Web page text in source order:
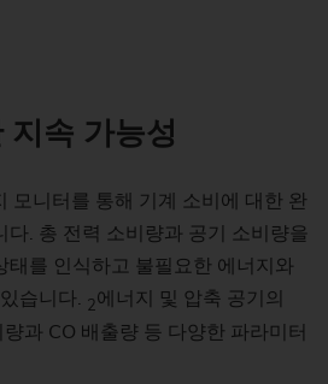
속 가능성
모니터를 통해 기계 소비에 대한 완
. 총 전력 소비량과 공기 소비량을
태를 인식하고 불필요한 에너지와
습니다. 2에너지 및 압축 공기의
과 CO 배출량 등 다양한 파라미터